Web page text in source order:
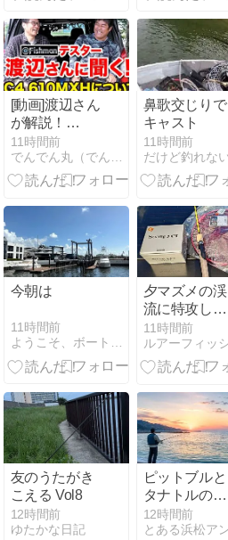
[動画]渡辺さん
が解説！
FishmanBC4
610MXHにつ
いて！をアッ
11時間前
鼻歌交じりで
キャスト
11時間前
今朝は
11時間前
ようこそ、ボートヤード
夕マズメの渓
流に特攻して
みた
11時間前
友のうたがき
こえる Vol8
12時間前
ゆたかな日記
ピットブルと
タナトルの違
いは色だけ？
公式スペック
12時間前